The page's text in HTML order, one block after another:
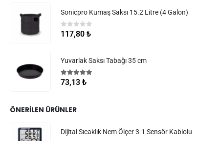
Sonicpro Kumaş Saksı 15.2 Litre (4 Galon)
0 5 üzerinden
117,80 ₺
Yuvarlak Saksı Tabağı 35 cm
5.005 üzerinden
73,13 ₺
ÖNERILEN ÜRÜNLER
Dijital Sıcaklık Nem Ölçer 3-1 Sensör Kablolu